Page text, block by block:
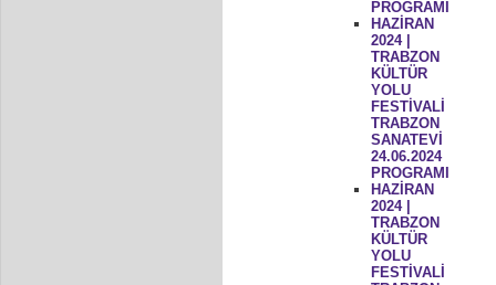
PROGRAMI
HAZİRAN
2024 |
TRABZON
KÜLTÜR
YOLU
FESTİVALİ
TRABZON
SANATEVİ
24.06.2024
PROGRAMI
HAZİRAN
2024 |
TRABZON
KÜLTÜR
YOLU
FESTİVALİ